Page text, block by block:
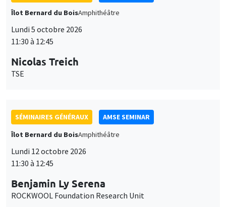
Îlot Bernard du BoisAmphithéâtre
Lundi 5 octobre 2026
11:30 à 12:45
Nicolas Treich
TSE
SÉMINAIRES GÉNÉRAUX
AMSE SEMINAR
Îlot Bernard du BoisAmphithéâtre
Lundi 12 octobre 2026
11:30 à 12:45
Benjamin Ly Serena
ROCKWOOL Foundation Research Unit